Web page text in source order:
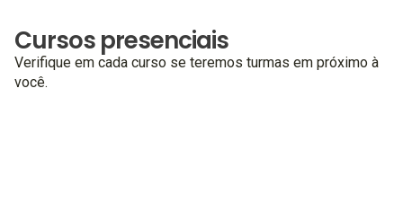
Cursos presenciais
Verifique em cada curso se teremos turmas em próximo à
você.